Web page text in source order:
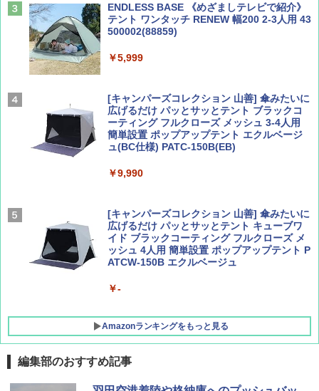
AIRLINE（エアライン）2026年9月号【特
集】ボーイング110周年を祝して！
￥1,760
ァキア 2026～2027 地球の歩き方A ヨーロッ
￥2,277
A09 地球の歩き方 イタリア 2026～2027 地
球の歩き方A ヨーロッパ
￥2,479
ENDLESS BASE 《めざましテレビで紹介》
テント ワンタッチ RENEW 幅200 2-3人用 43
500002(88859)
￥5,999
[キャンパーズコレクション 山善] 傘みたいに
広げるだけ パッとサッとテント ブラックコ
ーティング フルクローズ メッシュ 3-4人用
簡単設置 ポップアップテント エクルベージ
ュ(BC仕様) PATC-150B(EB)
￥9,990
[キャンパーズコレクション 山善] 傘みたいに
広げるだけ パッとサッとテント キューブワ
イド ブラックコーティング フルクローズ メ
ッシュ 4人用 簡単設置 ポップアップテント P
ATCW-150B エクルベージュ
￥-
Amazonランキングをもっと見る
GRANDOOR ステンレス保冷剤 2個セット 2
編集部のおすすめ記事